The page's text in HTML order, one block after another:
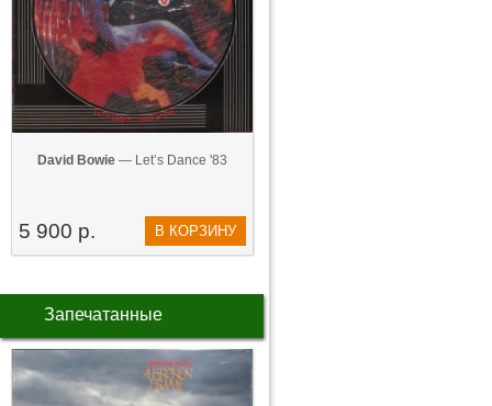
David Bowie — Let’s Dance '83
5 900 р. В КОРЗИНУ
Запечатанные